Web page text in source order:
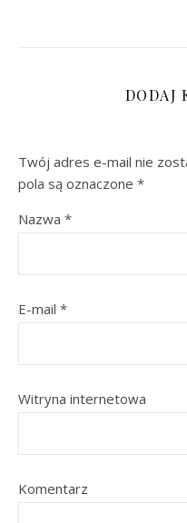
DODAJ
Twój adres e-mail nie
pola są oznaczone *
Nazwa *
E-mail *
Witryna internetowa
Komentarz